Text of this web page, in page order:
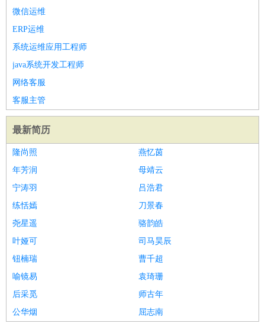
微信运维
ERP运维
系统运维应用工程师
java系统开发工程师
网络客服
客服主管
最新简历
隆尚照
燕忆茵
年芳润
母靖云
宁涛羽
吕浩君
练恬嫣
刀景春
尧星遥
骆韵皓
叶娅可
司马昊辰
钮楠瑞
曹千超
喻镜易
袁琦珊
后采觅
师古年
公华烟
屈志南